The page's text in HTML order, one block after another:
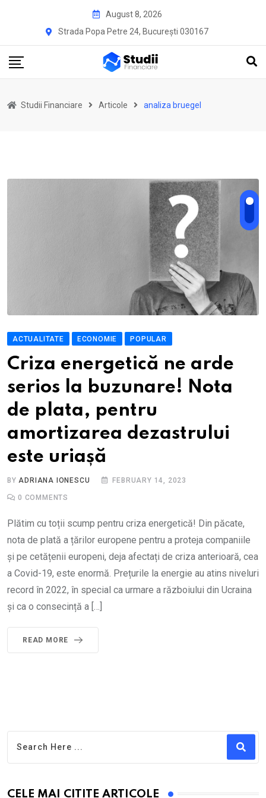
August 8, 2026
Strada Popa Petre 24, București 030167
Studii Financiare Articole analiza bruegel
ACTUALITATE ECONOMIE POPULAR
Criza energetică ne arde
serios la buzunare! Nota
de plata, pentru
amortizarea dezastrului
este uriașă
BYADRIANA IONESCU FEBRUARY 14, 2023
0 COMMENTS
Plătim cu toții scump pentru criza energetică! Din păcate,
nota de plată a țărilor europene pentru a proteja companiile
și pe cetățenii europeni, deja afectați de criza anterioară, cea
a Covid-19, este enormă. Prețurile la energie au atins niveluri
record în 2022, în special ca urmare a războiului din Ucraina
și ca o consecință a […]
READ MORE
CELE MAI CITITE ARTICOLE